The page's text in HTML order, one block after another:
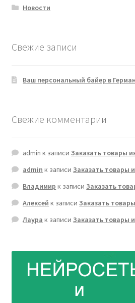
Новости
Свежие записи
Ваш персональный байер в
Свежие комментарии
admin к записиЗаказать товары
admin к записиЗаказать товары
Владимир к записиЗаказать
Алексей к записиЗаказать
Лаура к записиЗаказать товары